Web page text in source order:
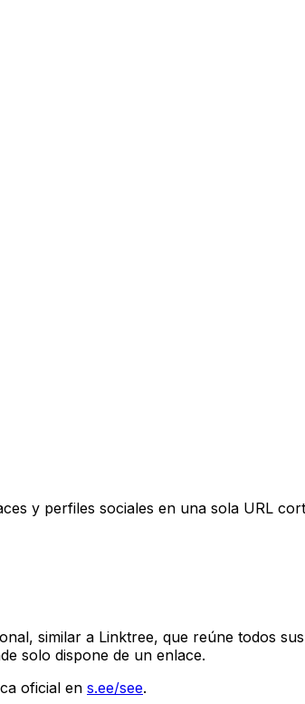
y perfiles sociales en una sola URL
similar a Linktree, que reúne todos
solo dispone de un enlace.
oficial en s.ee/see.